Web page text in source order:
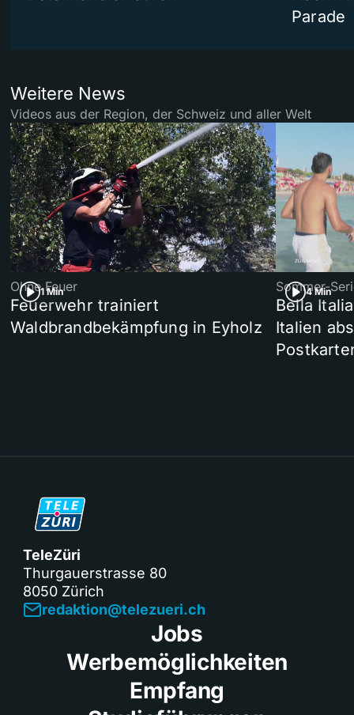
Parade
Weitere News
Videos aus der Region, der Schweiz und aller Welt
1 Min
Ohne Feuer
Feuerwehr trainiert
Waldbrandbekämpfung in Eyholz
4 Min
Sommer-
Bella
Italien
TeleZüri
Thurgauerstrasse 80
8050 Zürich
redaktion@telezueri.ch
Jobs
Werbemöglichkeiten
Empfang